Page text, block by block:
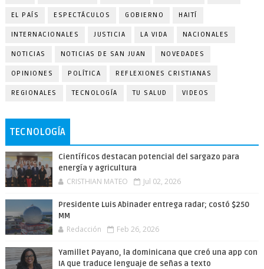
EL PAÍS ESPECTÁCULOS GOBIERNO HAITÍ
INTERNACIONALES JUSTICIA LA VIDA NACIONALES
NOTICIAS NOTICIAS DE SAN JUAN NOVEDADES
OPINIONES POLÍTICA REFLEXIONES CRISTIANAS
REGIONALES TECNOLOGÍA TU SALUD VIDEOS
TECNOLOGÍA
Científicos destacan potencial del sargazo para
energía y agricultura
CRISTHIAN MATEO Jul 02, 2026
Presidente Luis Abinader entrega radar; costó $250
MM
Redacción Feb 26, 2026
Yamillet Payano, la dominicana que creó una app con
IA que traduce lenguaje de señas a texto